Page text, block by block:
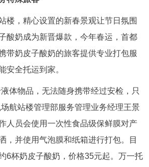
我要咨询 我要建议
十六区概览 人文北京
图说北京 视频北京
，精心设置的新春景观让节日氛围
酸奶成为新晋爆款，今年春运，首都
带奶皮子酸奶的旅客提供专业打包服
安全托运到家。
物品，无法随身携带经过安检，只
航站楼管理部服务管理业务经理王景
人员会使用一次性食品级保鲜膜对产
，并使用气泡膜和纸箱进行打包。目
6杯奶皮子酸奶，价格35元起。万一托